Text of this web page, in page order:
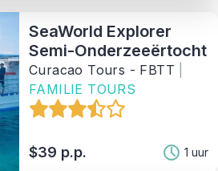
SeaWorld Explorer
Semi-Onderzeeërtocht
Curacao Tours - FBTT
FAMILIE TOURS
$39 p.p. 1 uur